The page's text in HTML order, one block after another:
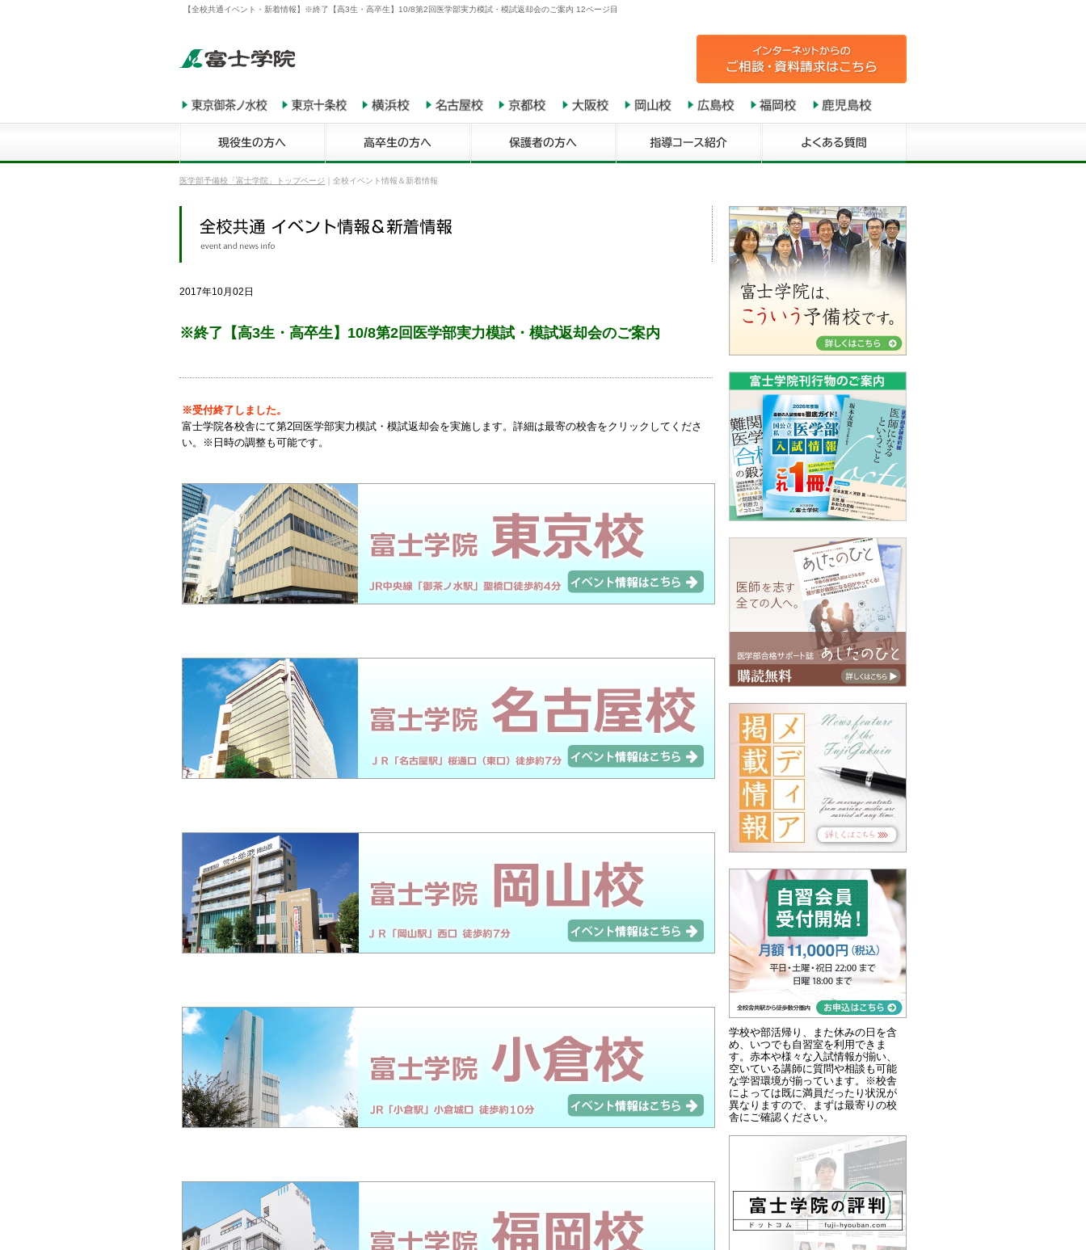
【全校共通イベント・新着情報】※終了【高3生・高卒生】10/8第2回医学部実力模試・模試返却会のご案内 12ページ目
医学部予備校「富士学院」トップページ 全校イベント情報＆新着情報
2017年10月02日
※終了【高3生・高卒生】10/8第2回医学部実力模試・模試返却会のご案内
※受付終了しました。
富士学院各校舎にて第2回医学部実力模試・模試返却会を実施します。詳細は最寄の校舎をクリックしてくださ
い。※日時の調整も可能です。
学校や部活帰り、また休みの日を含
め、いつでも自習室を利用できま
す。赤本や様々な入試情報が揃い、
空いている講師に質問や相談も可能
な学習環境が揃っています。※校舎
によっては既に満員だったり状況が
異なりますので、まずは最寄りの校
舎にご確認ください。